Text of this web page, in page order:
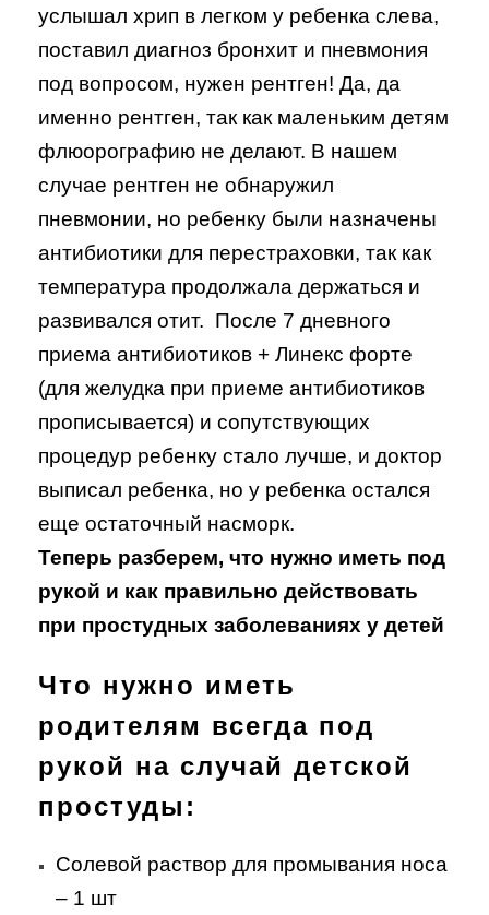
услышал хрип в легком у ребенка слева,
поставил диагноз бронхит и пневмония
под вопросом, нужен рентген! Да, да
именно рентген, так как маленьким детям
флюорографию не делают. В нашем
случае рентген не обнаружил
пневмонии, но ребенку были назначены
антибиотики для перестраховки, так как
температура продолжала держаться и
развивался отит. После 7 дневного
приема антибиотиков + Линекс форте
(для желудка при приеме антибиотиков
прописывается) и сопутствующих
процедур ребенку стало лучше, и доктор
выписал ребенка, но у ребенка остался
еще остаточный насморк.
Теперь разберем, что нужно иметь под
рукой и как правильно действовать
при простудных заболеваниях у детей
Что нужно иметь
родителям всегда под
рукой на случай детской
простуды:
Солевой раствор для промывания носа
– 1 шт